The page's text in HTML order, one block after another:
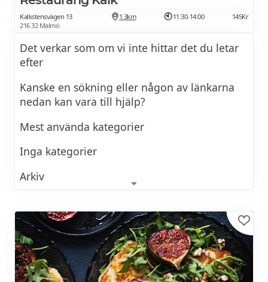
Kalkstensvägen 13
216 32 Malmö
1.3km 11:30-14:00 145Kr
Det verkar som om vi inte hittar det du letar
efter
Kanske en sökning eller någon av länkarna
nedan kan vara till hjälp?
Mest använda kategorier
Inga kategorier
Arkiv
* * * * *
Dagens lunch på Restaurang Kalk i
Limhamn
145Kr